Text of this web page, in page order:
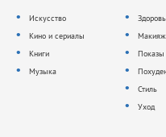
Искусство
Кино и сериалы
Книги
Музыка
Макияж
Показы
Стиль
Уход